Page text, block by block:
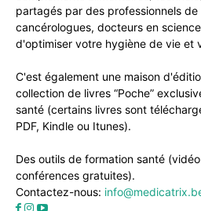
partagés par des professionnels
cancérologues, docteurs en
d'optimiser votre hygiène de vie et
C'est également une maison
collection de livres “Poche”
santé (certains livres sont
PDF, Kindle ou Itunes).
Des outils de formation santé
conférences gratuites).
Contactez-nous: